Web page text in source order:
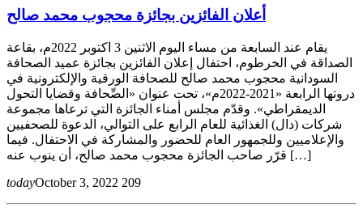
أعلان الفائزين بجائزة محجوب محمد صالح
يقام عند السابعة من مساء اليوم الاثنين 3 اكتوبر 2022م، بقاعة
الصداقة في الخرطوم، احتفال إعلان الفائزين بجائزة عميد الصحافة
السودانية محجوب محمد صالح للصحافة الورقية والإلكترونية في
دروتها الرابعة «2021-2022م»، تحت عنوان «الصِّحافة وقضايا التحول
الديمقراطي». وقدّم مجلس أمناء الجائزة التي ترعاها مجموعة
شركات (دال) الغذائية للعام الرابع على التوالي، الدعوة للصحفيين
والإعلاميين وللجمهور العام للحضور والمشاركة في الاحتفال. فيما
قرّر صاحب الجائزة محجوب محمد صالح، أن ينوب عنه […]
todayOctober 3, 2022 209